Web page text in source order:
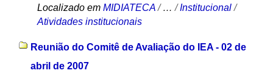
Localizado em MIDIATECA /…/Institucional /
Atividades institucionais
Reunião do Comitê de Avaliação do IEA - 02 de
abril de 2007